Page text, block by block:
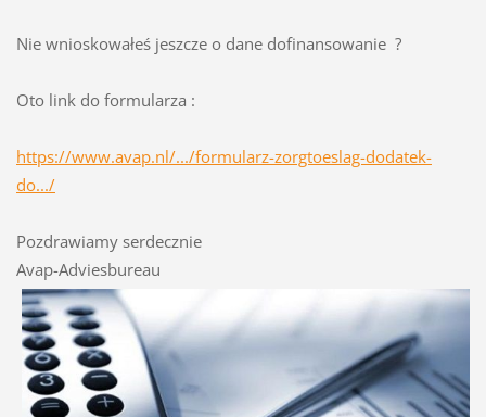
Nie wnioskowałeś jeszcze o dane dofinansowanie ?
Oto link do formularza :
https://www.avap.nl/.../formularz-zorgtoeslag-dodatek-
do.../
Pozdrawiamy serdecznie
Avap-Adviesbureau